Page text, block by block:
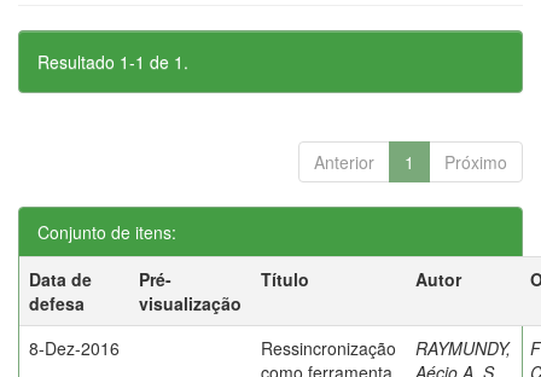
Resultado 1-1 de 1.
Anterior 1 Próximo
Conjunto de itens:
Data de
defesa
Pré-
visualização
Título Autor
8-Dez-2016
Ressincronização
como ferramenta
RAYMUNDY,
Aécio A. S.